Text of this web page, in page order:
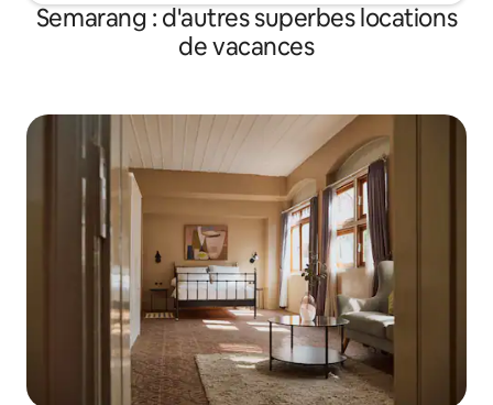
Semarang : d'autres superbes locations
de vacances